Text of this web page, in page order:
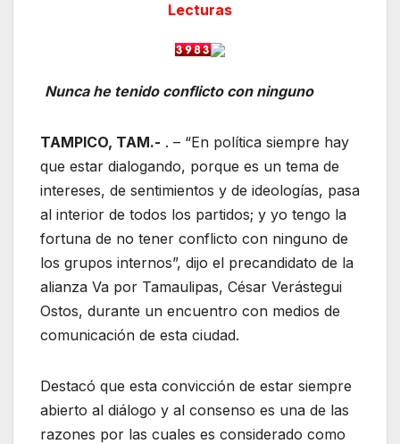
Lecturas
Nunca he tenido conflicto con ninguno
TAMPICO, TAM.- . – “En política siempre hay
que estar dialogando, porque es un tema de
intereses, de sentimientos y de ideologías, pasa
al interior de todos los partidos; y yo tengo la
fortuna de no tener conflicto con ninguno de
los grupos internos”, dijo el precandidato de la
alianza Va por Tamaulipas, César Verástegui
Ostos, durante un encuentro con medios de
comunicación de esta ciudad.
Destacó que esta convicción de estar siempre
abierto al diálogo y al consenso es una de las
razones por las cuales es considerado como